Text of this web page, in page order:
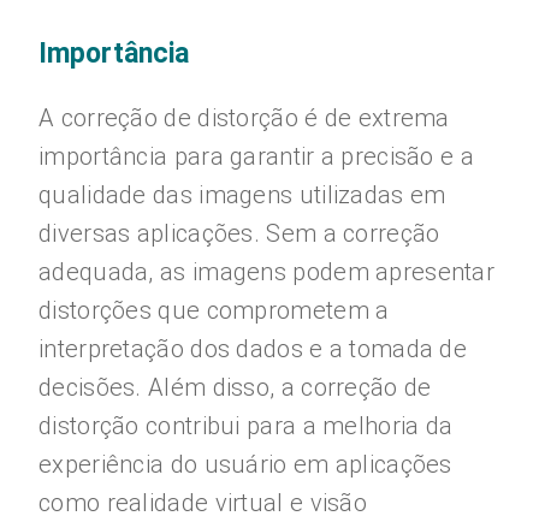
Importância
A correção de distorção é de extrema
importância para garantir a precisão e a
qualidade das imagens utilizadas em
diversas aplicações. Sem a correção
adequada, as imagens podem apresentar
distorções que comprometem a
interpretação dos dados e a tomada de
decisões. Além disso, a correção de
distorção contribui para a melhoria da
experiência do usuário em aplicações
como realidade virtual e visão